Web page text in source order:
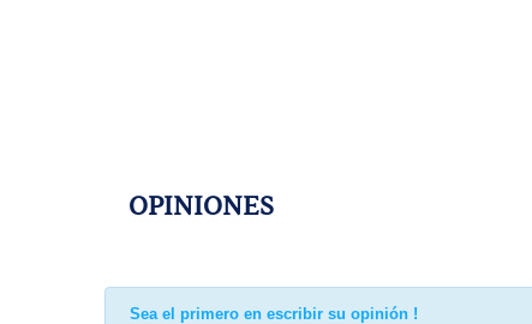
OPINIONES
Sea el primero en escribir su opinión !